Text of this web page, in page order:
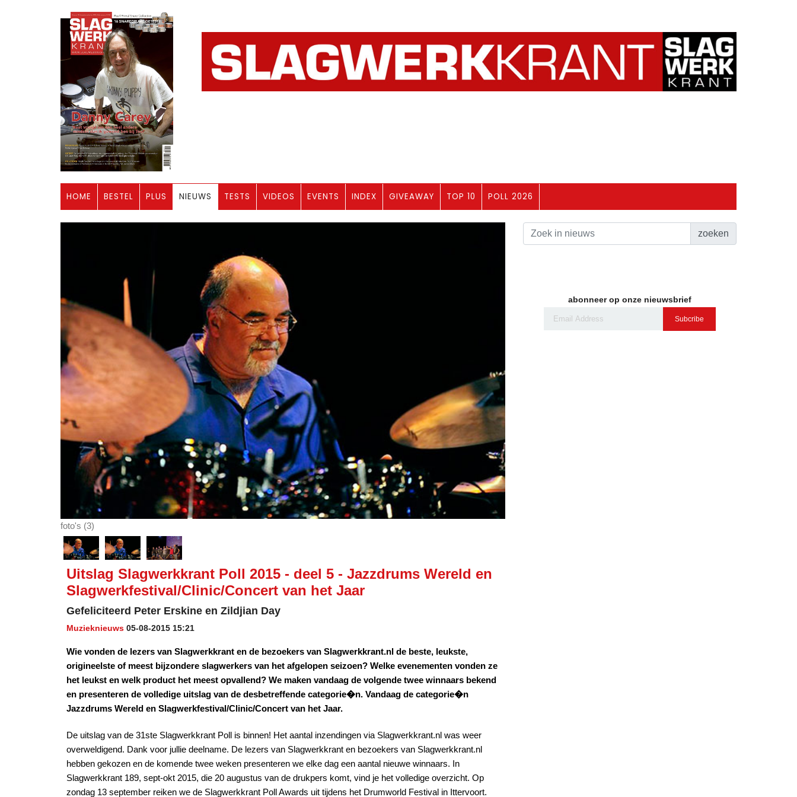
HOME BESTEL PLUS NIEUWS TESTS VIDEOS EVENTS INDEX GIVEAWAY TOP 10 POLL 2026
foto's (3)
Uitslag Slagwerkkrant Poll 2015 - deel 5 - Jazzdrums Wereld en
Slagwerkfestival/Clinic/Concert van het Jaar
Gefeliciteerd Peter Erskine en Zildjian Day
Muzieknieuws 05-08-2015 15:21
Wie vonden de lezers van Slagwerkkrant en de bezoekers van Slagwerkkrant.nl de beste, leukste,
origineelste of meest bijzondere slagwerkers van het afgelopen seizoen? Welke evenementen vonden ze
het leukst en welk product het meest opvallend? We maken vandaag de volgende twee winnaars bekend
en presenteren de volledige uitslag van de desbetreffende categorie�n. Vandaag de categorie�n
Jazzdrums Wereld en Slagwerkfestival/Clinic/Concert van het Jaar.
De uitslag van de 31ste Slagwerkkrant Poll is binnen! Het aantal inzendingen via Slagwerkkrant.nl was weer
overweldigend. Dank voor jullie deelname. De lezers van Slagwerkkrant en bezoekers van Slagwerkkrant.nl
hebben gekozen en de komende twee weken presenteren we elke dag een aantal nieuwe winnaars. In
Slagwerkkrant 189, sept-okt 2015, die 20 augustus van de drukpers komt, vind je het volledige overzicht. Op
zondag 13 september reiken we de Slagwerkkrant Poll Awards uit tijdens het Drumworld Festival in Ittervoort.
zoeken
abonneer op onze nieuwsbrief
Subcribe